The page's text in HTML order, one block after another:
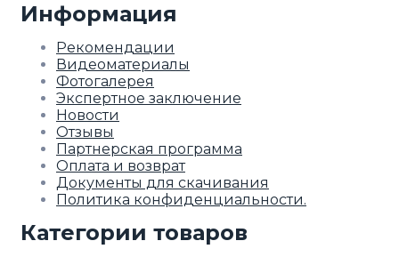
Информация
Рекомендации
Видеоматериалы
Фотогалерея
Экспертное заключение
Новости
Отзывы
Партнерская программа
Оплата и возврат
Документы для скачивания
Политика конфиденциальности.
Категории товаров